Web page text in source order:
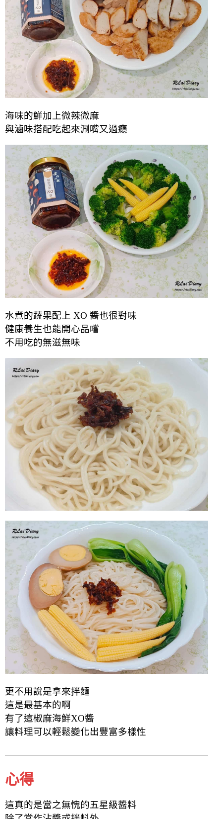
海味的鮮加上微辣微麻
與滷味搭配吃起來涮嘴又過癮
水煮的蔬果配上 XO 醬也很對味
健康養生也能開心品嚐
不用吃的無滋無味
更不用說是拿來拌麵
這是最基本的啊
有了這椒麻海鮮XO醬
讓料理可以輕鬆變化出豐富多樣性
心得
這真的是當之無愧的五星級醬料